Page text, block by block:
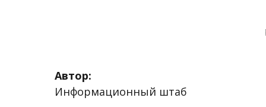
Автор:
Информационный штаб